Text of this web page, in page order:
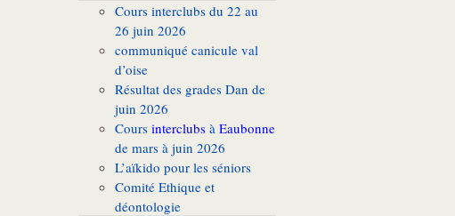
Cours interclubs du 22 au
26 juin 2026
communiqué canicule val
d’oise
Résultat des grades Dan de
juin 2026
Cours interclubs à Eaubonne
de mars à juin 2026
L’aïkido pour les séniors
Comité Ethique et
déontologie